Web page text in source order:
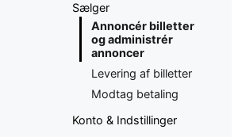
Sælger
Annoncér billetter
og administrér
annoncer
Levering af billetter
Modtag betaling
Konto & Indstillinger